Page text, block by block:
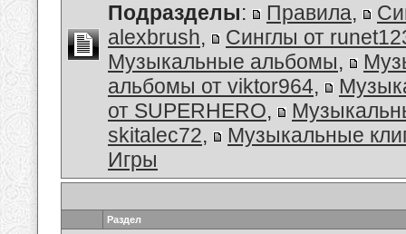
Подразделы: Правила,
alexbrush,
Синглы от
Музыкальные альбомы,
альбомы от viktor964,
от SUPERHERO,
skitalec72,
Музыкальные
Игры
Раздел